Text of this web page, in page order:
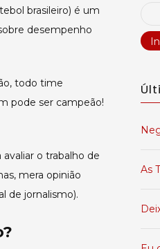
brasileiro) é um
desempenho
todo time
pode ser campeão!
o trabalho de
mera opinião
de jornalismo).
As